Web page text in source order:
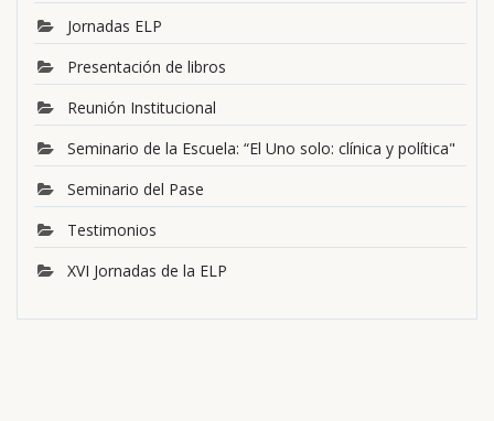
Jornadas ELP
Presentación de libros
Reunión Institucional
Seminario de la Escuela: “El Uno solo: clínica y política"
Seminario del Pase
Testimonios
XVI Jornadas de la ELP